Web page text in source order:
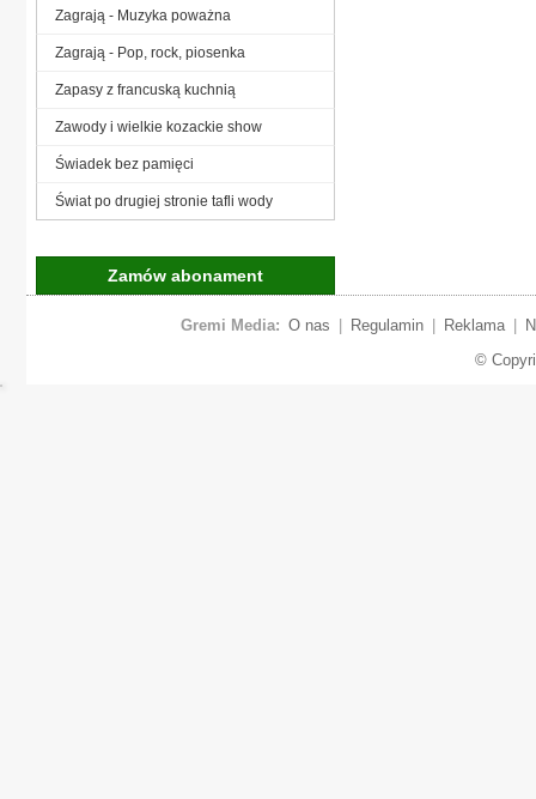
Zagrają - Muzyka poważna
Zagrają - Pop, rock, piosenka
Zapasy z francuską kuchnią
Zawody i wielkie kozackie show
Świadek bez pamięci
Świat po drugiej stronie tafli wody
Zamów abonament
Gremi Media: O nas Regulamin Reklama
©